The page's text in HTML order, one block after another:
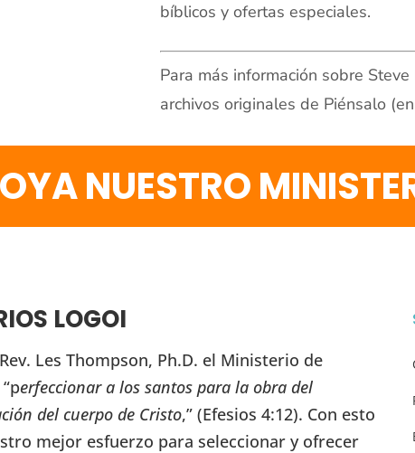
bíblicos y ofertas especiales.
Para más información sobre
archivos originales de Piénsalo
NUESTRO
LOGOI
Les Thompson, Ph.D. el Ministerio de
erfeccionar a los santos para la obra del
del cuerpo de Cristo,” (Efesios 4:12). Con esto
mejor esfuerzo para seleccionar y ofrecer